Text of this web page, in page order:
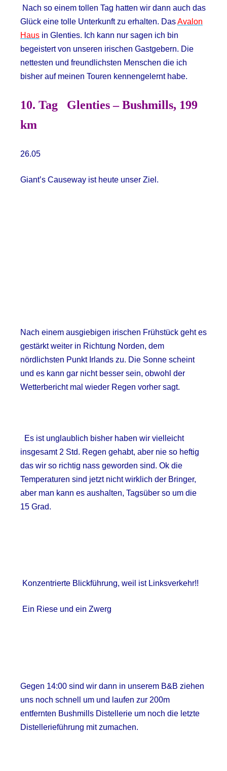
Nach so einem tollen Tag hatten wir dann auch das
Glück eine tolle Unterkunft zu erhalten. DasAvalon
Haus in Glenties. Ich kann nur sagen ich bin
begeistert von unseren irischen Gastgebern. Die
nettesten und freundlichsten Menschen die ich
bisher auf meinen Touren kennengelernt habe.
10. Tag Glenties – Bushmills, 199
km
26.05
Giant’s Causeway ist heute unser Ziel.
Nach einem ausgiebigen irischen Frühstück geht es
gestärkt weiter in Richtung Norden, dem
nördlichsten Punkt Irlands zu. Die Sonne scheint
und es kann gar nicht besser sein, obwohl der
Wetterbericht mal wieder Regen vorher sagt.
Es ist unglaublich bisher haben wir vielleicht
insgesamt 2 Std. Regen gehabt, aber nie so heftig
das wir so richtig nass geworden sind. Ok die
Temperaturen sind jetzt nicht wirklich der Bringer,
aber man kann es aushalten, Tagsüber so um die
15 Grad.
Konzentrierte Blickführung, weil ist Linksverkehr!!
Ein Riese und ein Zwerg
Gegen 14:00 sind wir dann in unserem B&B ziehen
uns noch schnell um und laufen zur 200m
entfernten Bushmills Distellerie um noch die letzte
Distellerieführung mit zumachen.